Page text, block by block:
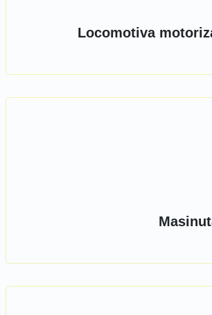
Locomotiva